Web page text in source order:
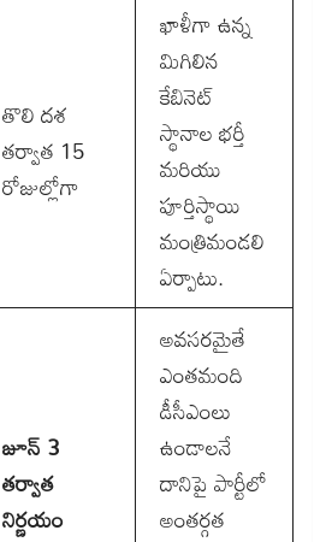
తొలి దశ
తర్వాత 15
రోజుల్లోగా
ఖాళీగా ఉన్న
మిగిలిన
కేబినెట్
స్థానాల భర్తీ
మరియు
పూర్తిస్థాయి
మంత్రిమండలి
ఏర్పాటు.
జూన్ 3
తర్వాత
నిర్ణయం
అవసరమైతే
ఎంతమంది
డీసీఎంలు
ఉండాలనే
దానిపై పార్టీలో
అంతర్గత